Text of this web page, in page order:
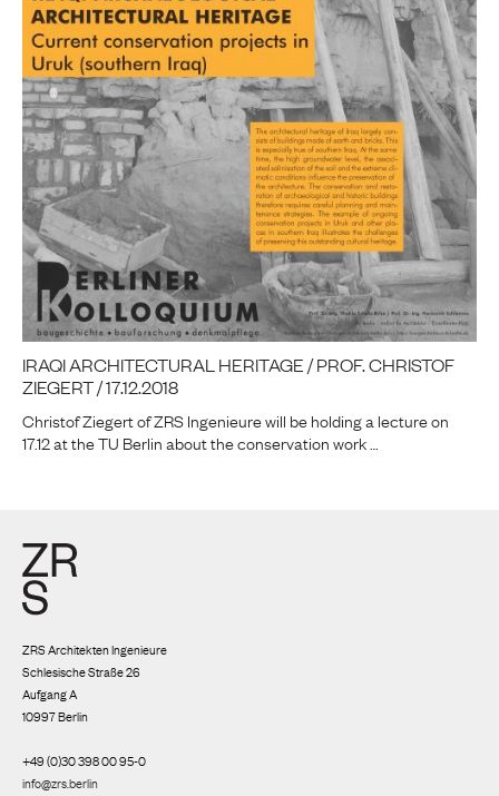
IRAQI ARCHITECTURAL HERITAGE / PROF. CHRISTOF
ZIEGERT / 17.12.2018
Christof Ziegert of ZRS Ingenieure will be holding a lecture on
17.12 at the TU Berlin about the conservation work …
ZRS Architekten Ingenieure
Schlesische Straße 26
Aufgang A
10997 Berlin
+49 (0)30 398 00 95-0
info@zrs.berlin